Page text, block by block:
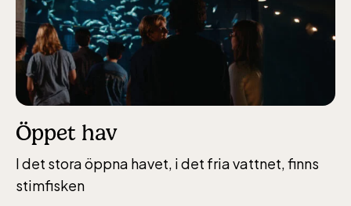
Öppet hav
I det stora öppna havet, i det fria vattnet, finns
stimfisken